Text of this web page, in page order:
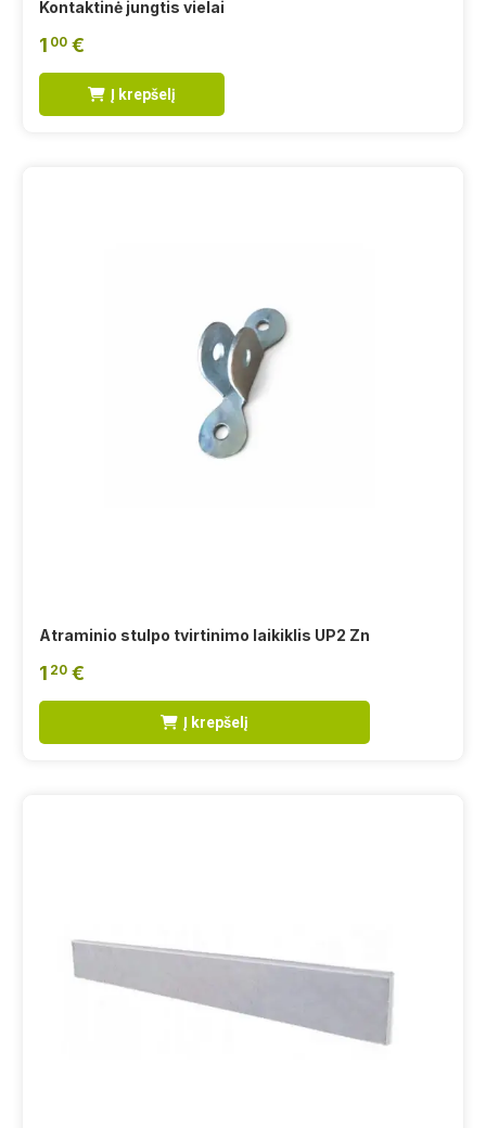
Kontaktinė jungtis vielai
1 00 €
Į krepšelį
Atraminio stulpo tvirtinimo laikiklis UP2 Zn
1 20 €
Į krepšelį